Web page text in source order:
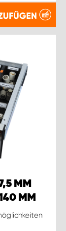
MM
MM